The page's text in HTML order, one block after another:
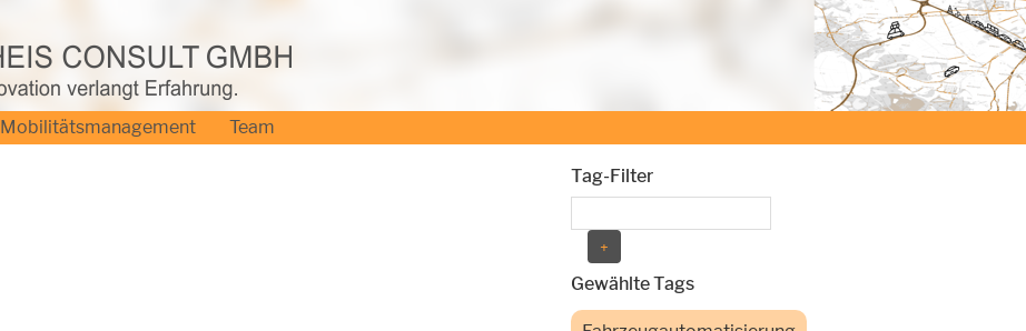
Mobilitätsmanagement Team
Tag-Filter
Gewählte Tags